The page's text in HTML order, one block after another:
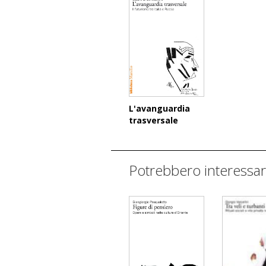
L'avanguardia
trasversale
Potrebbero